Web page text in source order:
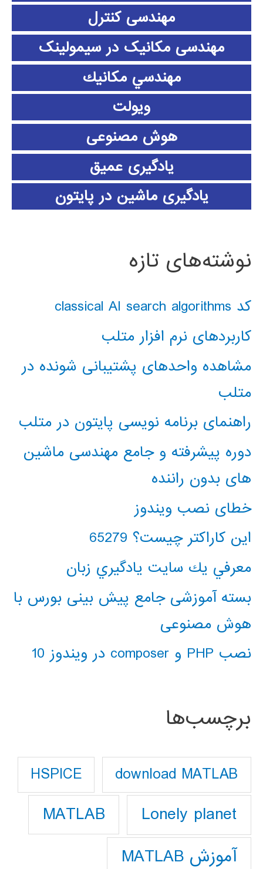
مهندسی کنترل
مهندسی مکانیک در سیمولینک
مهندسي مكانيك
ویولت
هوش مصنوعی
یادگیری عمیق
یادگیری ماشین در پایتون
نوشته‌های تازه
کد classical AI search algorithms
کاربردهای نرم افزار متلب
مشاهده واحدهای پشتیبانی شونده در
متلب
راهنمای برنامه نویسی پایتون در متلب
دوره پیشرفته و جامع مهندسی ماشین
های بدون راننده
خطای نصب ویندوز
این کاراکتر چیست؟ 65279
معرفي يك سايت يادگيري زبان
بسته آموزشی جامع پیش بینی بورس با
هوش مصنوعی
نصب PHP و composer در ویندوز 10
برچسب‌ها
download MATLAB
HSPICE
Lonely planet
MATLAB
آموزش MATLAB